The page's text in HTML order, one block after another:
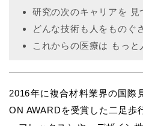
研究の次のキャリアを 見
どんな技術も人をものぐ
これからの医療は もっと
2016年に複合材料業界の国際
ON AWARDを受賞した二足歩